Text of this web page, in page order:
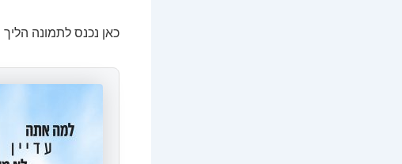
כאן נכנס לתמונה